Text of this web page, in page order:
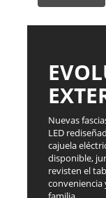
Nuevas
LED
cajuela
disponible,
revisten el
conveniencia